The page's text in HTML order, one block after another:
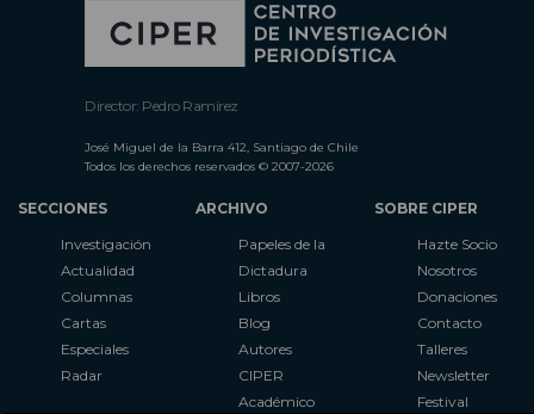
Director: Pedro Ramírez
José Miguel de la Barra 412, Santiago de Chile
Todos los derechos reservados © 2007-2026
SECCIONES
Investigación
Actualidad
Columnas
Cartas
Especiales
Radar
ARCHIVO
Papeles de la
Dictadura
Libros
Blog
Autores
CIPER
Académico
SOBRE CIPER
Hazte Socio
Nosotros
Donaciones
Contacto
Talleres
Newsletter
Festival